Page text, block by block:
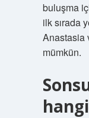
buluşma
ilk sırada
Anastasia
mümkün.